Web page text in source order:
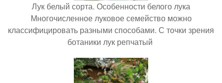
Лук белый сорта. Особенности белого лука
Многочисленное луковое семейство можно
классифицировать разными способами. С точки зрения
ботаники лук репчатый